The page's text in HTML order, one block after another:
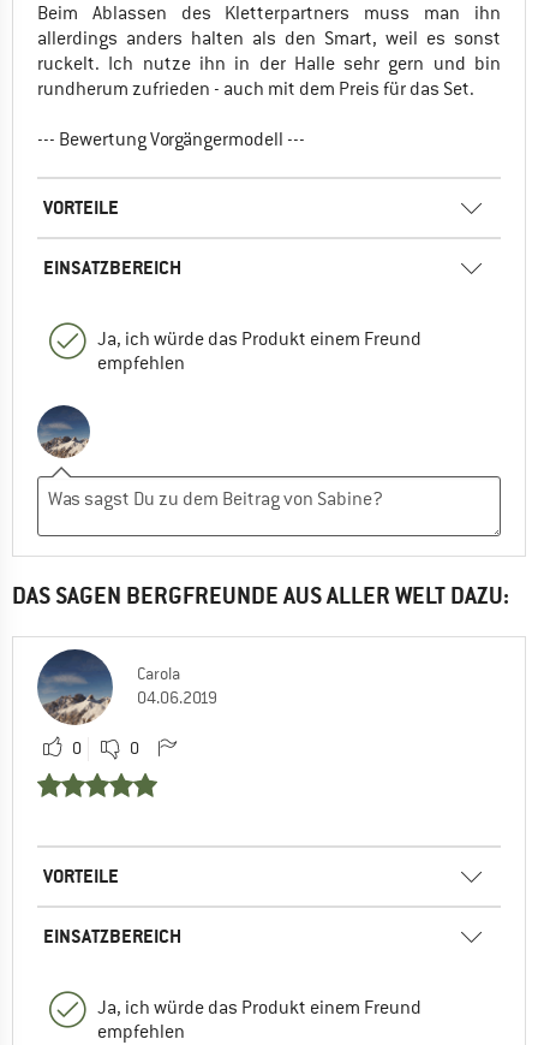
Beim Ablassen des Kletterpartners muss man ihn
allerdings anders halten als den Smart, weil es sonst
ruckelt. Ich nutze ihn in der Halle sehr gern und bin
rundherum zufrieden - auch mit dem Preis für das Set.
--- Bewertung Vorgängermodell ---
VORTEILE
EINSATZBEREICH
Ja, ich würde das Produkt einem Freund
empfehlen
DAS SAGEN BERGFREUNDE AUS ALLER WELT DAZU:
Carola
04.06.2019
0 0
VORTEILE
EINSATZBEREICH
Ja, ich würde das Produkt einem Freund
empfehlen